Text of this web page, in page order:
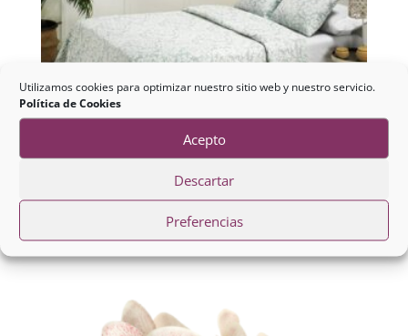
Utilizamos cookies para optimizar nuestro sitio web y nuestro servicio.
Política de Cookies
Acepto
Descartar
Preferencias
Colcha Crochet Turquesa
103,90€